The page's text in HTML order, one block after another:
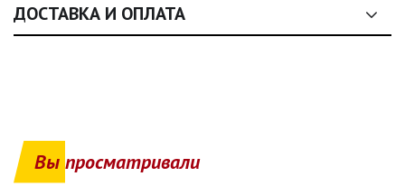
Размер: 22, 23, 24, 25, 26, 27
Стать:
ДОСТАВКА И ОПЛАТА
1.2. Продавец осуществляет реализацию товаров как
физическое лицо — предприниматель
Вы просматривали